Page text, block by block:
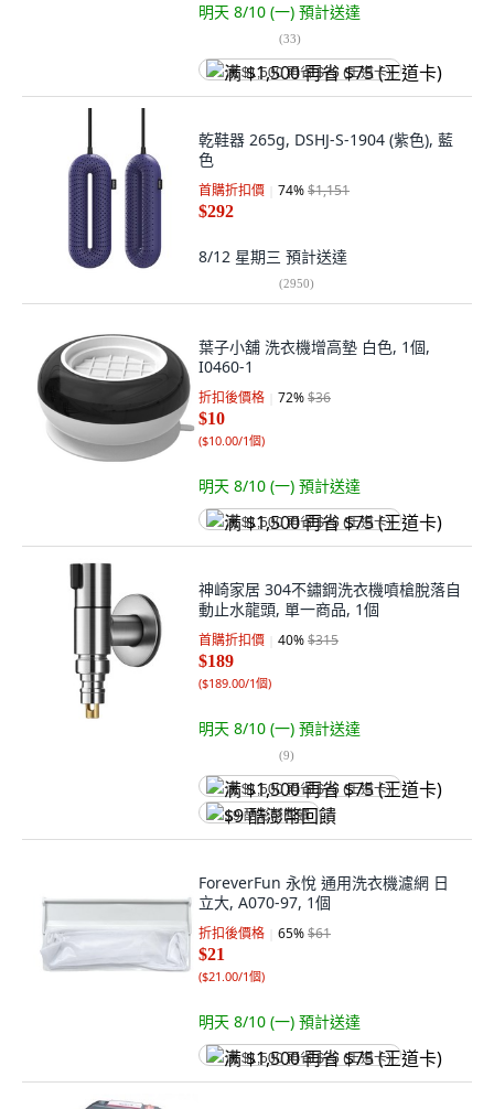
明天 8/10 (一) 預計送達
(33)
满 $1,500 再省 $75 (王道卡)
乾鞋器 265g, DSHJ-S-1904 (紫色), 藍
色
首購折扣價 74%$1,151
$292
8/12 星期三 預計送達
(2950)
葉子小舖 洗衣機增高墊 白色, 1個,
I0460-1
折扣後價格 72%$36
$10
($10.00/1個)
明天 8/10 (一) 預計送達
满 $1,500 再省 $75 (王道卡)
神崎家居 304不鏽鋼洗衣機噴槍脫落自
動止水龍頭, 單一商品, 1個
首購折扣價 40%$315
$189
($189.00/1個)
明天 8/10 (一) 預計送達
(9)
满 $1,500 再省 $75 (王道卡)
$9 酷澎幣回饋
ForeverFun 永悅 通用洗衣機濾網 日
立大, A070-97, 1個
折扣後價格 65%$61
$21
($21.00/1個)
明天 8/10 (一) 預計送達
满 $1,500 再省 $75 (王道卡)